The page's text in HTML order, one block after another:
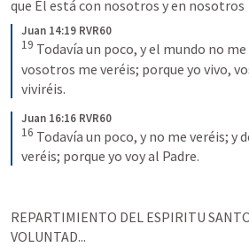
que Él está con nosotros y en nosotros
Juan 14:19 RVR60
19 Todavía un poco, y el mundo no
vosotros me veréis; porque yo vivo,
viviréis.
Juan 16:16 RVR60
16 Todavía un poco, y no me veréis; y
veréis; porque yo voy al Padre.
REPARTIMIENTO DEL ESPIRITU
VOLUNTAD...